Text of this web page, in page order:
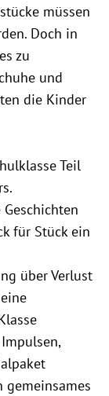
müssen
Doch in
zu
und
die Kinder
Teil
für Stück ein
über Verlust